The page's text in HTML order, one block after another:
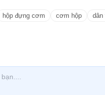
hộp đựng cơm cơm hộp
dân